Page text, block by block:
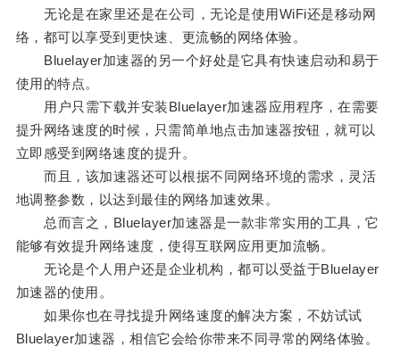
无论是在家里还是在公司，无论是使用WiFi还是移动网
络，都可以享受到更快速、更流畅的网络体验。
Bluelayer加速器的另一个好处是它具有快速启动和易于
使用的特点。
用户只需下载并安装Bluelayer加速器应用程序，在需要
提升网络速度的时候，只需简单地点击加速器按钮，就可以
立即感受到网络速度的提升。
而且，该加速器还可以根据不同网络环境的需求，灵活
地调整参数，以达到最佳的网络加速效果。
总而言之，Bluelayer加速器是一款非常实用的工具，它
能够有效提升网络速度，使得互联网应用更加流畅。
无论是个人用户还是企业机构，都可以受益于Bluelayer
加速器的使用。
如果你也在寻找提升网络速度的解决方案，不妨试试
Bluelayer加速器，相信它会给你带来不同寻常的网络体验。